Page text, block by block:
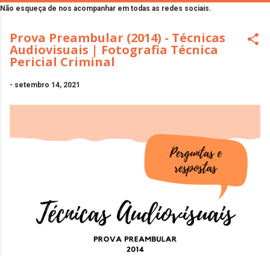
Não esqueça de nos acompanhar em todas as redes sociais.
Prova Preambular (2014) - Técnicas
Audiovisuais | Fotografia Técnica
Pericial Criminal
- setembro 14, 2021